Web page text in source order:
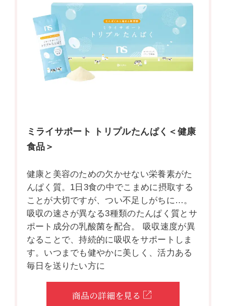
ミライサポート トリプルたんぱく＜健康
食品＞
健康と美容のための欠かせない栄養素がた
んぱく質。1日3食の中でこまめに摂取する
ことが大切ですが、つい不足しがちに…。
吸収の速さが異なる3種類のたんぱく質とサ
ポート成分の乳酸菌を配合。 吸収速度が異
なることで、持続的に吸収をサポートしま
す。いつまでも健やかに美しく、活力ある
毎日を送りたい方に
商品の詳細を見る